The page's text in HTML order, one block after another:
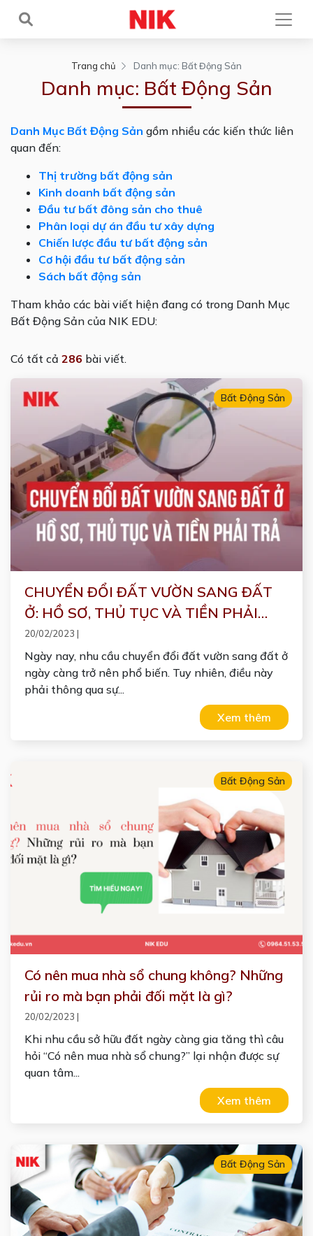
Trang chủ Danh mục: Bất Động Sản
Danh mục: Bất Động Sản
Danh Mục Bất Động Sản gồm nhiều các kiến thức liên
quan đến:
Thị trường bất động sản
Kinh doanh bất động sản
Đầu tư bất đông sản cho thuê
Phân loại dự án đầu tư xây dựng
Chiến lược đầu tư bất động sản
Cơ hội đầu tư bất động sản
Sách bất động sản
Tham khảo các bài viết hiện đang có trong Danh Mục
Bất Động Sản của NIK EDU:
Có tất cả 286 bài viết.
Bất Động Sản
CHUYỂN ĐỔI ĐẤT VƯỜN SANG ĐẤT
Ở: HỒ SƠ, THỦ TỤC VÀ TIỀN PHẢI
TRẢ
20/02/2023 |
Ngày nay, nhu cầu chuyển đổi đất vườn sang đất ở
ngày càng trở nên phổ biến. Tuy nhiên, điều này
phải thông qua sự...
Xem thêm
Bất Động Sản
Có nên mua nhà sổ chung không? Những
rủi ro mà bạn phải đối mặt là gì?
20/02/2023 |
Khi nhu cầu sở hữu đất ngày càng gia tăng thì câu
hỏi “Có nên mua nhà sổ chung?” lại nhận được sự
quan tâm...
Xem thêm
Bất Động Sản